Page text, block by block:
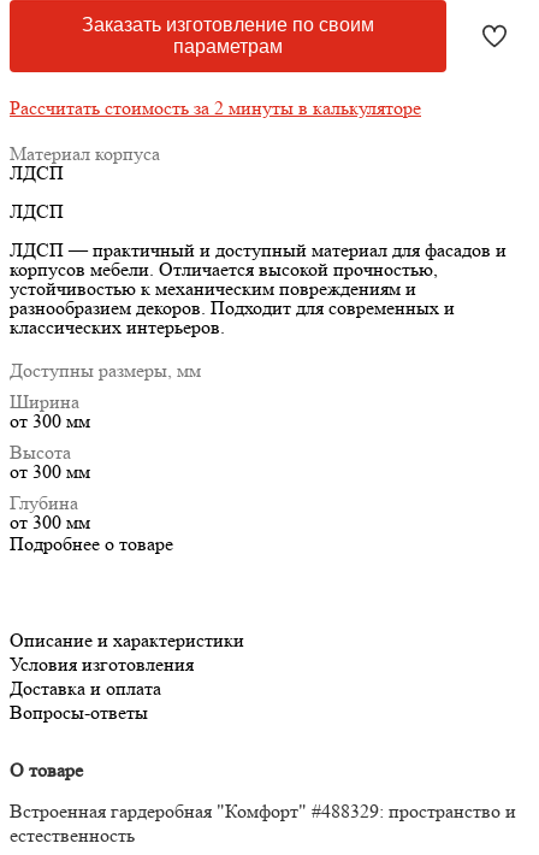
Заказать изготовление по своим
параметрам
Рассчитать стоимость за 2 минуты в калькуляторе
Материал корпуса
ЛДСП
ЛДСП
ЛДСП — практичный и доступный материал для фасадов и
корпусов мебели. Отличается высокой прочностью,
устойчивостью к механическим повреждениям и
разнообразием декоров. Подходит для современных и
классических интерьеров.
Доступны размеры, мм
Ширина
от 300 мм
Высота
от 300 мм
Глубина
от 300 мм
Подробнее о товаре
Описание и характеристики
Условия изготовления
Доставка и оплата
Вопросы-ответы
О товаре
Встроенная гардеробная "Комфорт" #488329: пространство и
естественность